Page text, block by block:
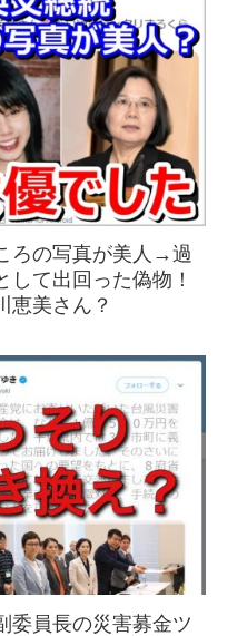
ろの写真が美人→過
て出回った偽物！
恵美さん？
委員長の災害募金ツ